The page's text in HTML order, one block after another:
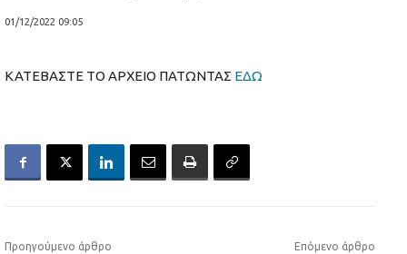
01/12/2022 09:05
ΚΑΤΕΒΑΣΤΕ ΤΟ ΑΡΧΕΙΟ ΠΑΤΩΝΤΑΣ ΕΔΩ
Προηγούμενο άρθρο Επόμενο άρθρο